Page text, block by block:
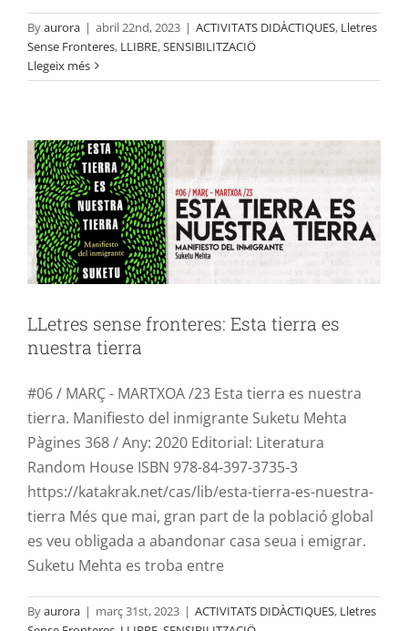
Byaurora | abril 22nd, 2023 | ACTIVITATS DIDÀCTIQUES, Lletres
Sense Fronteres, LLIBRE,SENSIBILITZACIÖ
Llegeix més
LLetres sense fronteres: Esta tierra es
nuestra tierra
LLetres sense fronteres: Esta tierra es
nuestra tierra
#06 / MARÇ - MARTXOA /23 Esta tierra es nuestra
tierra. Manifiesto del inmigrante Suketu Mehta
Pàgines 368 / Any: 2020 Editorial: Literatura
Random House ISBN 978-84-397-3735-3
https://katakrak.net/cas/lib/esta-tierra-es-nuestra-
tierra Més que mai, gran part de la població global
es veu obligada a abandonar casa seua i emigrar.
Suketu Mehta es troba entre
Byaurora | març 31st, 2023 | ACTIVITATS DIDÀCTIQUES, Lletres